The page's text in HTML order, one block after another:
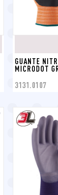
GUANTE
MICRODOT
3131.0107